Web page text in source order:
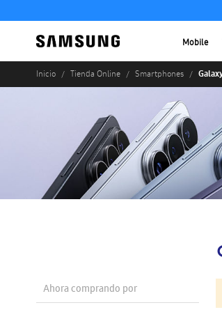
Mobile
Inicio Tienda Online Smartphones
Ahora comprando por